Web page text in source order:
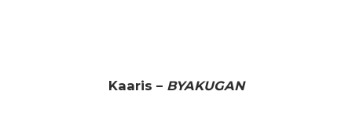
Kaaris – BYAKUGAN